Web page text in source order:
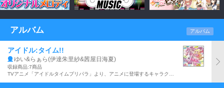
アルバム アルバム
アイドル:タイム!!
ゆい&らぁら(伊達朱里紗&茜屋日海夏)
収録商品:7商品